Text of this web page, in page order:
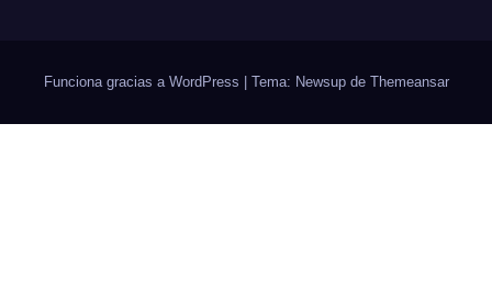
Funciona gracias a WordPress Tema: Newsup de Themeansar